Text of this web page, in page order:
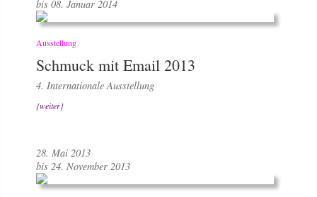
bis 08. Januar 2014
Ausstellung
Schmuck mit Email 2013
4. Internationale Ausstellung
{weiter}
28. Mai 2013
bis 24. November 2013